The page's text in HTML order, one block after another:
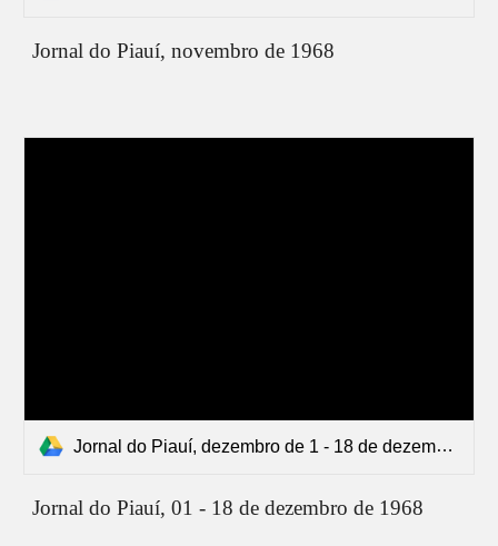
Jornal do Piauí,novembro de 1968
Jornal do Piauí, dezembro de 1 - 18 de dezembro de 68.pdf
Jornal do Piauí,01 - 18 de dezembro de 1968